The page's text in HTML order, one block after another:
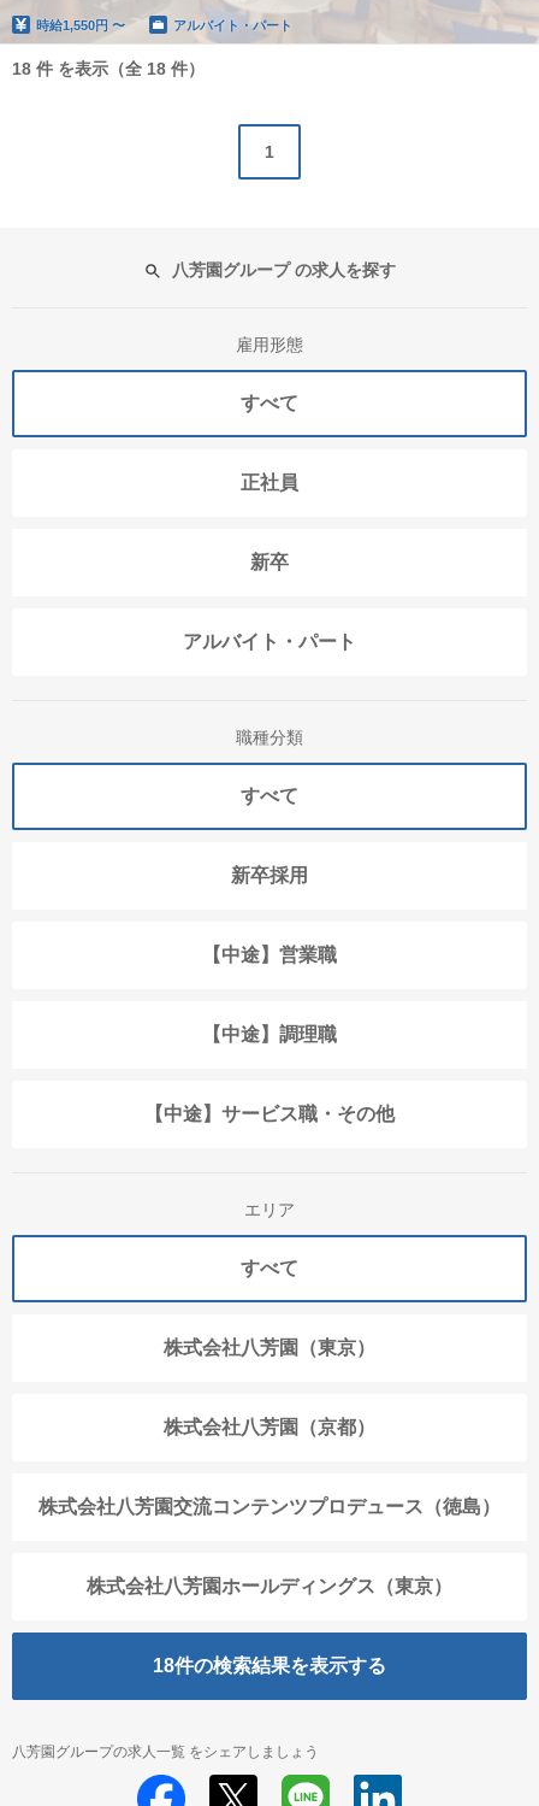
時給1,550円 〜 アルバイト・パート
18 件 を表示（全 18 件）
1
八芳園グループ の求人を探す
雇用形態
すべて
正社員
新卒
アルバイト・パート
職種分類
すべて
新卒採用
【中途】営業職
【中途】調理職
【中途】サービス職・その他
エリア
すべて
株式会社八芳園（東京）
株式会社八芳園（京都）
株式会社八芳園交流コンテンツプロデュース（徳島）
株式会社八芳園ホールディングス（東京）
18件の検索結果を表示する
八芳園グループの求人一覧 をシェアしましょう